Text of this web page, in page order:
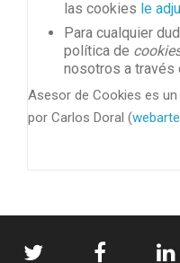
las cookies le
Para cualquier
política de
nosotros a través
Asesor de Cookies es un
por Carlos Doral (